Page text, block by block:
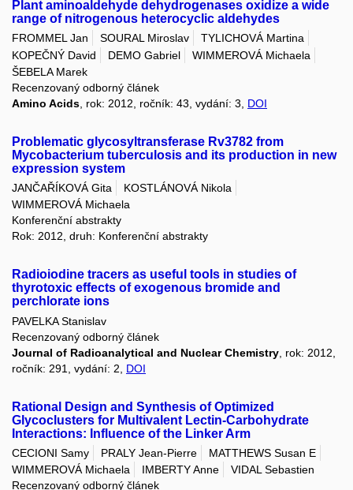
Plant aminoaldehyde dehydrogenases oxidize a wide
range of nitrogenous heterocyclic aldehydes
FROMMEL Jan SOURAL Miroslav
TYLICHOVÁ Martina
KOPEČNÝ David
DEMO Gabriel
WIMMEROVÁ Michaela
ŠEBELA Marek
Recenzovaný odborný článek
Amino Acids , rok: 2012, ročník: 43, vydání: 3, DOI
Problematic glycosyltransferase Rv3782 from
Mycobacterium tuberculosis and its production in new
expression system
JANČAŘÍKOVÁ Gita
KOSTLÁNOVÁ Nikola
WIMMEROVÁ Michaela
Konferenční abstrakty
Rok: 2012, druh: Konferenční abstrakty
Radioiodine tracers as useful tools in studies of
thyrotoxic effects of exogenous bromide and
perchlorate ions
PAVELKA Stanislav
Recenzovaný odborný článek
Journal of Radioanalytical and Nuclear Chemistry , rok: 2012,
ročník: 291, vydání: 2, DOI
Rational Design and Synthesis of Optimized
Glycoclusters for Multivalent Lectin-Carbohydrate
Interactions: Influence of the Linker Arm
CECIONI Samy PRALY Jean-Pierre
MATTHEWS Susan E
WIMMEROVÁ Michaela
IMBERTY Anne
VIDAL Sebastien
Recenzovaný odborný článek